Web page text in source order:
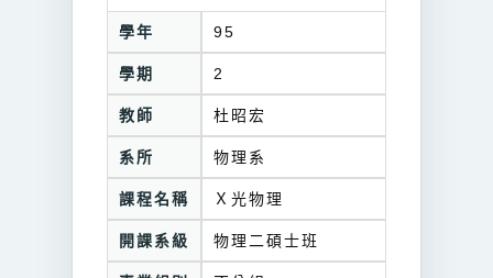
學年 95
學期 2
教師 杜昭宏
系所 物理系
課程名稱 Ｘ光物理
開課系級 物理二碩士班